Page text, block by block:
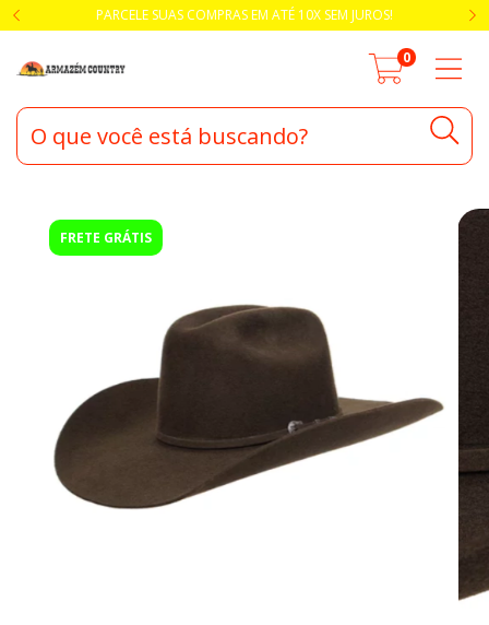
PARCELE SUAS COMPRAS EM ATÉ 10X SEM JUROS!
0
FRETE GRÁTIS